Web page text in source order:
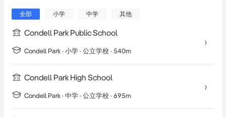
全部 小学 中学 其他
Condell Park Public School
Condell Park · 小学 · 公立学校 · 540m
Condell Park High School
Condell Park · 中学 · 公立学校 · 695m